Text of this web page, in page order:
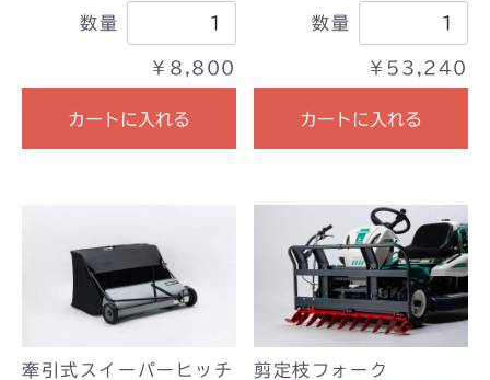
数量
￥8,800
カートに入れる
数量
￥53,240
カートに入れる
牽引式スイーパーヒッチ
剪定枝フォーク